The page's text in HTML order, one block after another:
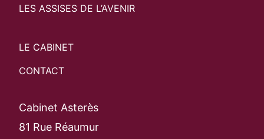
LES ASSISES DE L’AVENIR
LE CABINET
CONTACT
Cabinet Asterès
81 Rue Réaumur